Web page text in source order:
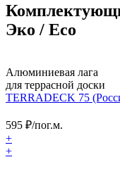
Эко / Eco
Алюминиевая лага
для террасной доски
TERRADECK 75
595 ₽/пог.м.
+
+